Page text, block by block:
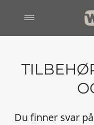
Du finner svar